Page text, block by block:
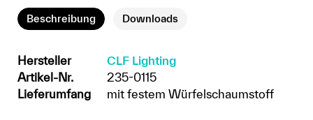
Beschreibung Downloads
Hersteller
CLF Lighting
Artikel-Nr.
235-0115
Lieferumfang
mit festem Würfelschaumstoff